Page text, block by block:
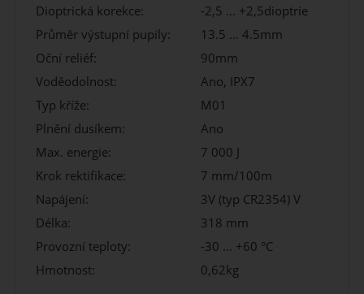
Dioptrická korekce:
-2,5 ... +2,5dioptrie
Průměr výstupní pupily:
13.5 ... 4.5mm
Oční reliéf:
90mm
Voděodolnost:
Ano, IPX7
Typ kříže:
M01
Plnění dusíkem:
Ano
Max. energie:
7 000 J
Krok rektifikace:
7 mm/100m
Napájení:
3V (typ CR2354) V
Délka:
318 mm
Provozní teploty:
-30 ... +60 °C
Hmotnost:
0,62kg